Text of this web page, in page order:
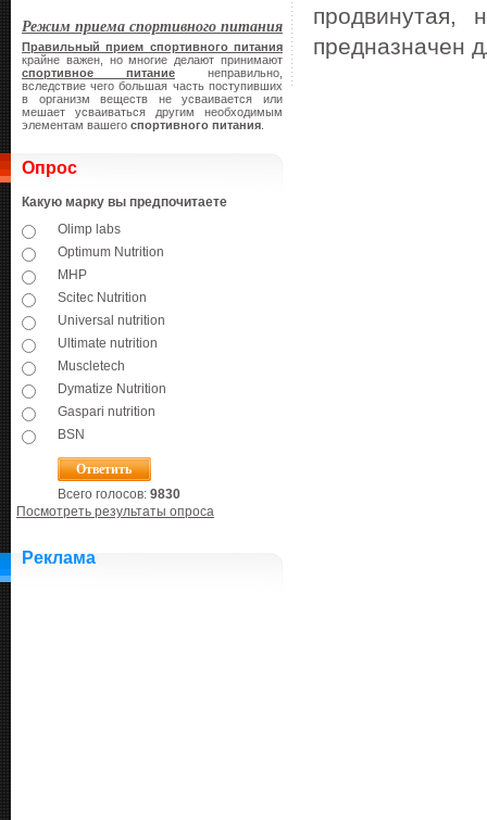
Режим приема спортивного питания
Правильный прием спортивного питания
крайне важен, но многие делают принимают
спортивное питание неправильно,
вследствие чего большая часть поступивших
в организм веществ не усваивается или
мешает усваиваться другим необходимым
элементам вашего спортивного питания
Опрос
Какую марку вы предпочитаете
Olimp labs
Optimum Nutrition
MHP
Scitec Nutrition
Universal nutrition
Ultimate nutrition
Muscletech
Dymatize Nutrition
Gaspari nutrition
BSN
Всего голосов: 9830
Посмотреть результаты опроса
Реклама
продвинутая,
предназначен